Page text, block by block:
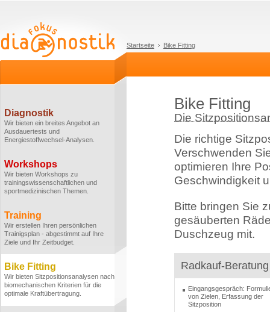
Startseite Bike Fitting
Diagnostik
Wir bieten ein breites Angebot an
Ausdauertests und
Energiestoffwechsel-Analysen.
Workshops
Wir bieten Workshops zu
trainingswissenschaftlichen und
sportmedizinischen Themen.
Training
Wir erstellen Ihren persönlichen
Trainigsplan - abgestimmt auf Ihre
Ziele und Ihr Zeitbudget.
Bike Fitting
Wir bieten Sitzpositionsanalysen nach
biomechanischen Kriterien für die
optimale Kraftübertragung.
Bike Fitting
Die
Die richtige
Verschwenden
optimieren Ihre
Geschwindigkeit
Bitte bringen Sie
gesäuberten
Duschzeug mit.
Radkauf-Beratung
Eingangsgespräch:
von Zielen, Erfassung der
Sitzposition